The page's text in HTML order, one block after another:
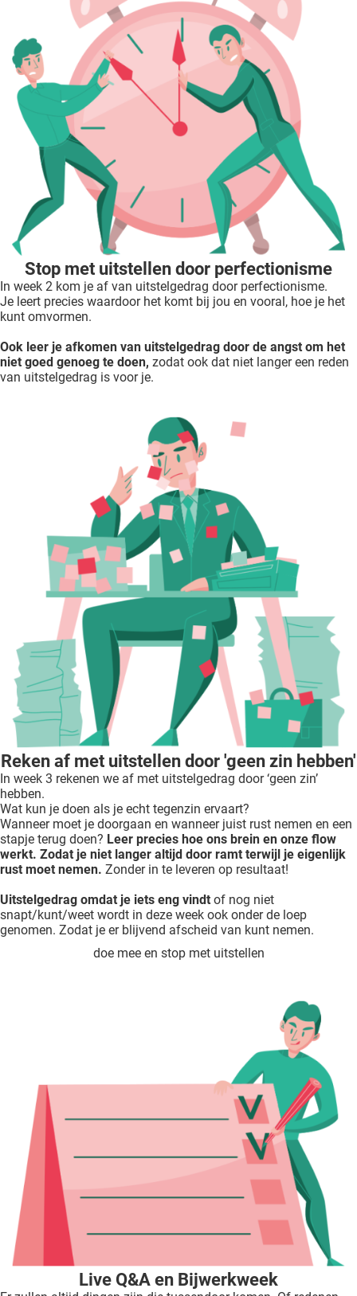
Stop met uitstellen door perfectionisme
In week 2 kom je af van uitstelgedrag door perfectionisme.
Je leert precies waardoor het komt bij jou en vooral, hoe je het
kunt omvormen.
Ook leer je afkomen van uitstelgedrag door de angst om het
niet goed genoeg te doen, zodat ook dat niet langer een reden
van uitstelgedrag is voor je.
Reken af met uitstellen door 'geen zin hebben'
In week 3 rekenen we af met uitstelgedrag door ‘geen zin’
hebben.
Wat kun je doen als je echt tegenzin ervaart?
Wanneer moet je doorgaan en wanneer juist rust nemen en een
stapje terug doen? Leer precies hoe ons brein en onze flow
werkt. Zodat je niet langer altijd door ramt terwijl je eigenlijk
rust moet nemen. Zonder in te leveren op resultaat!
Uitstelgedrag omdat je iets eng vindt of nog niet
snapt/kunt/weet wordt in deze week ook onder de loep
genomen. Zodat je er blijvend afscheid van kunt nemen.
doe mee en stop met uitstellen
Live Q&A en Bijwerkweek